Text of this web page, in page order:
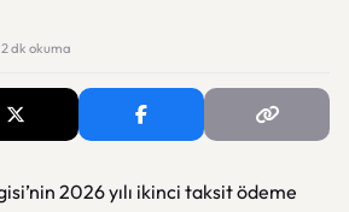
2 dk okuma
2026 yılı ikinci taksit ödeme